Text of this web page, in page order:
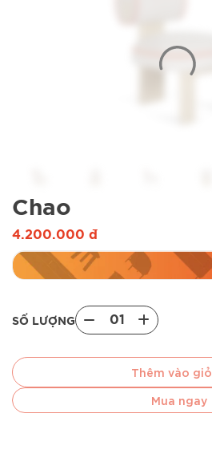
Chao
4.200.000 đ
SỐ LƯỢNG 01
quantity
Thêm vào giỏ
Mua ngay